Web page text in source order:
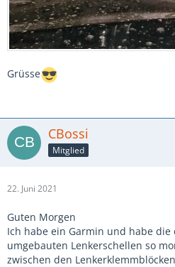
Grüsse
CBossi
Mitglied
22. Juni 2021
Guten Morgen
Ich habe ein Garmin und habe
umgebauten Lenkerschellen so
zwischen den